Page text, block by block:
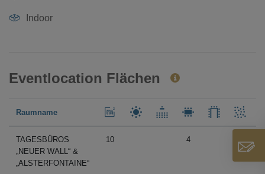
Indoor
Eventlocation Flächen
Raumname
TAGESBÜROS
„NEUER WALL“ &
„ALSTERFONTAINE“
10 4